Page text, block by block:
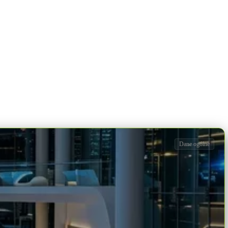
Dane ogólne